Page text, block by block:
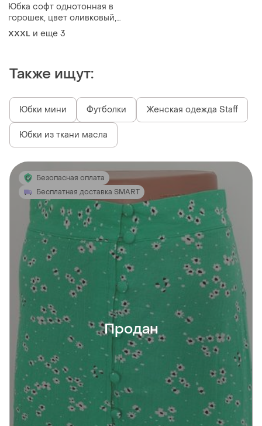
Юбка софт однотонная в
горошек, цвет оливковый,
257r11-1
XXXL и еще 3
Также ищут:
Юбки мини Футболки Женская одежда Staff
Юбки из ткани масла
Безопасная оплата
Бесплатная доставка SMART
Продан